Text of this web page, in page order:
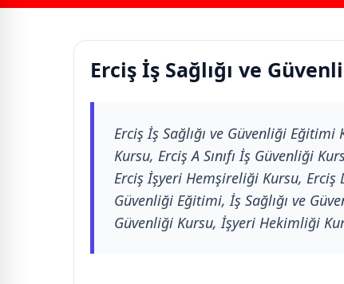
Erciş İş Sağlığı ve
Erciş İş Sağlığı ve Güvenliği
Kursu, Erciş A Sınıfı İş Güvenliği
Erciş İşyeri Hemşireliği Kursu, Erciş
Güvenliği Eğitimi, İş Sağlığı ve
Güvenliği Kursu, İşyeri Hekimliği